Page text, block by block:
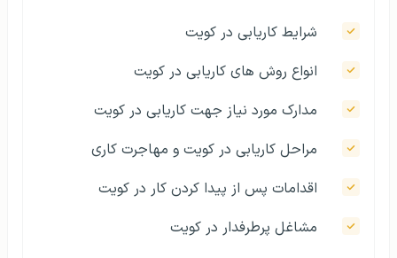
شرایط کاریابی در کویت
انواع روش‌ های کاریابی در کویت
مدارک مورد نیاز جهت کاریابی در کویت
مراحل کاریابی در کویت و مهاجرت کاری
اقدامات پس از پیدا کردن کار در کویت
مشاغل پرطرفدار در کویت